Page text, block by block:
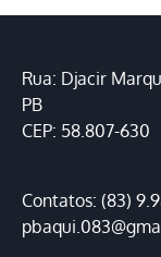
Rua: Djacir
PB
CEP: 58.807-630
Contatos: (83)